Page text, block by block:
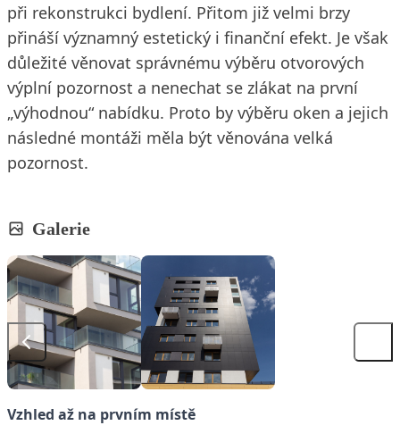
při rekonstrukci bydlení. Přitom již velmi brzy
přináší významný estetický i finanční efekt. Je však
důležité věnovat správnému výběru otvorových
výplní pozornost a nenechat se zlákat na první
„výhodnou“ nabídku. Proto by výběru oken a jejich
následné montáži měla být věnována velká
pozornost.
Galerie
Vzhled až na prvním místě